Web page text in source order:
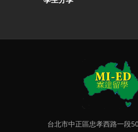
台北市中正區忠孝西路一段